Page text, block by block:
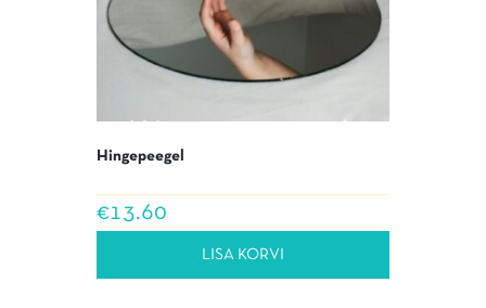
Hingepeegel
€13.60
LISA KORVI